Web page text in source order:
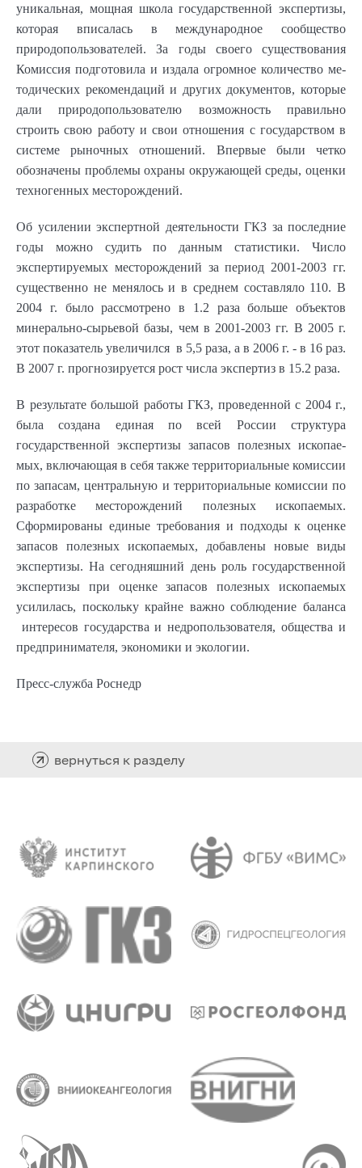
уникальная, мощная школа государственной экспертизы,
которая вписалась в меж­дународное сообщество
природопользователей. За годы своего существования
Комиссия подготовила и издала огромное количество ме­
тодических рекомендаций и других документов, которые
дали природопользователю возможность правильно
строить свою работу и свои отношения с государством в
системе рыночных отношений. Впервые были четко
обозначены проблемы охраны ок­ружающей среды, оценки
техногенных месторождений.
Об усилении экспертной деятельности ГКЗ за последние
годы можно су­дить по данным статистики. Число
экспертируемых месторождений за пери­од 2001-2003 гг.
существенно не меня­лось и в среднем составляло 110. В
2004 г. было рассмотрено в 1.2 раза больше объектов
минерально-сырьевой базы, чем в 2001-2003 гг. В 2005 г.
этот показатель увеличил­ся в 5,5 раза, а в 2006 г. - в 16 раз.
В 2007 г. прогнозируется рост числа экспертиз в 15.2 раза.
В результате большой работы ГКЗ, проведенной с 2004 г.,
была создана единая по всей России структура
государственной экспертизы запасов полезных ископае­
мых, включающая в себя также территориальные комиссии
по запасам, центральную и территориальные комиссии по
разработке месторождений полезных ископаемых.
Сформированы единые требова­ния и подходы к оценке
запасов полезных ископаемых, добавлены новые виды
экспертизы. На сегодняшний день роль государственной
экспертизы при оценке запасов полезных ископае­мых
усилилась, поскольку крайне важно соблюдение баланса
интере­сов государства и недропользователя, общества и
предпринимателя, эконо­мики и экологии.
Пресс-служба Роснедр
вернуться к разделу